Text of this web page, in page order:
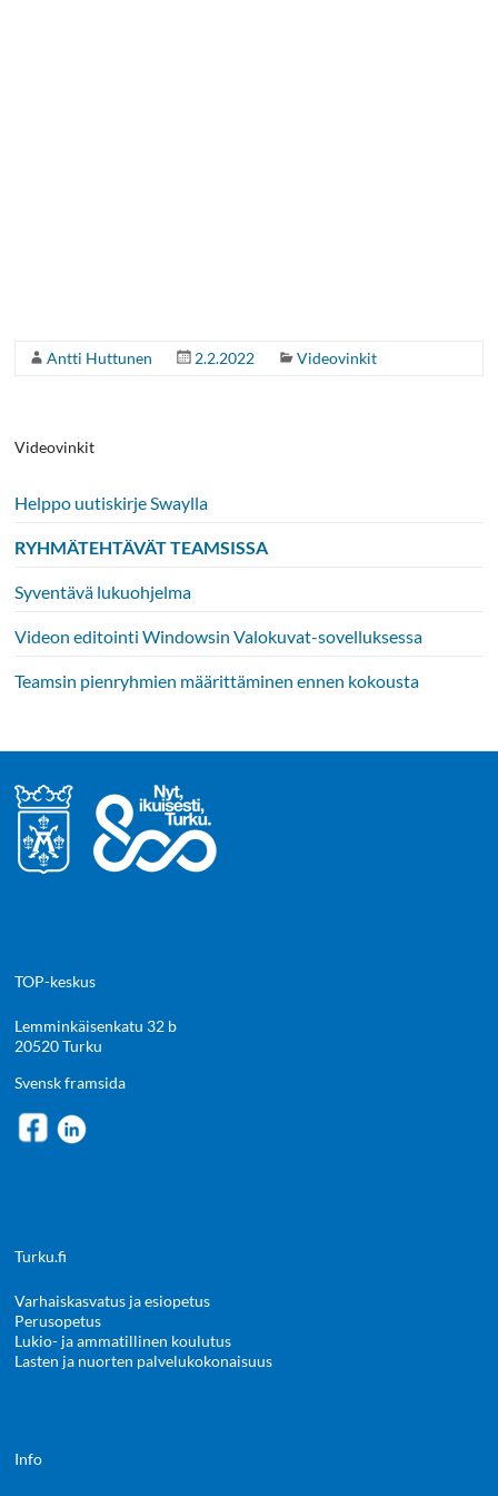
Antti Huttunen 2.2.2022 Videovinkit
Videovinkit
Helppo uutiskirje Swaylla
RYHMÄTEHTÄVÄT TEAMSISSA
Syventävä lukuohjelma
Videon editointi Windowsin Valokuvat-sovelluksessa
Teamsin pienryhmien määrittäminen ennen kokousta
TOP-keskus
Lemminkäisenkatu 32 b
20520 Turku
Svensk framsida
Turku.fi
Varhaiskasvatus ja esiopetus
Perusopetus
Lukio- ja ammatillinen koulutus
Lasten ja nuorten palvelukokonaisuus
Info